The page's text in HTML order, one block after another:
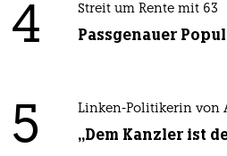
4 Streit um Rente mit 63
Passgenauer
5 Linken-Politikerin von
„Dem Kanzler ist